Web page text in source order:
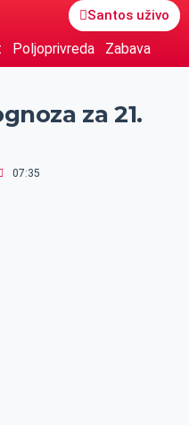
Santos uživo
Poljoprivreda Zabava
za 21.
07:35